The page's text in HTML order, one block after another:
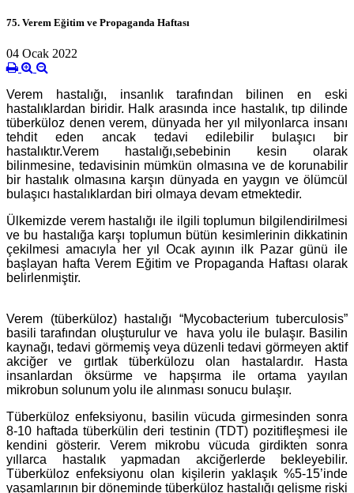
75. Verem Eğitim ve Propaganda Haftası
04 Ocak 2022
Verem hastalığı, insanlık tarafından bilinen en eski
hastalıklardan biridir. Halk arasında ince hastalık, tıp dilinde
tüberküloz denen verem, dünyada her yıl milyonlarca insanı
tehdit eden ancak tedavi edilebilir bulaşıcı bir
hastalıktır.Verem hastalığı,sebebinin kesin olarak
bilinmesine, tedavisinin mümkün olmasına ve de korunabilir
bir hastalık olmasına karşın dünyada en yaygın ve ölümcül
bulaşıcı hastalıklardan biri olmaya devam etmektedir.
Ülkemizde verem hastalığı ile ilgili toplumun bilgilendirilmesi
ve bu hastalığa karşı toplumun bütün kesimlerinin dikkatinin
çekilmesi amacıyla her yıl Ocak ayının ilk Pazar günü ile
başlayan hafta Verem Eğitim ve Propaganda Haftası olarak
belirlenmiştir.
Verem (tüberküloz) hastalığı “Mycobacterium tuberculosis”
basili tarafından oluşturulurve hava yolu ile bulaşır. Basilin
kaynağı, tedavi görmemiş veya düzenli tedavi görmeyen aktif
akciğer ve gırtlak tüberkülozu olan hastalardır. Hasta
insanlardan öksürme ve hapşırma ile ortama yayılan
mikrobun solunum yolu ile alınması sonucu bulaşır.
Tüberküloz enfeksiyonu, basilin vücuda girmesinden sonra
8-10 haftada tüberkülin deri testinin (TDT) pozitifleşmesi ile
kendini gösterir. Verem mikrobu vücuda girdikten sonra
yıllarca hastalık yapmadan akciğerlerde bekleyebilir.
Tüberküloz enfeksiyonu olan kişilerin yaklaşık %5-15’inde
yaşamlarının bir döneminde tüberküloz hastalığı gelişme riski